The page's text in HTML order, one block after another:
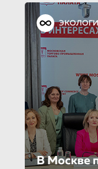
В Москве